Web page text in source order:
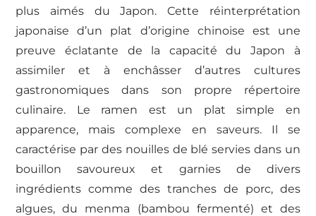
plus aimés du Japon. Cette réinterprétation
japonaise d’un plat d’origine chinoise est une
preuve éclatante de la capacité du Japon à
assimiler et à enchâsser d’autres cultures
gastronomiques dans son propre répertoire
culinaire. Le ramen est un plat simple en
apparence, mais complexe en saveurs. Il se
caractérise par des nouilles de blé servies dans un
bouillon savoureux et garnies de divers
ingrédients comme des tranches de porc, des
algues, du menma (bambou fermenté) et des